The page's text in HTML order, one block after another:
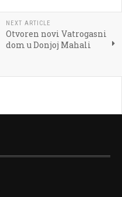
NEXT ARTICLE
Otvoren novi Vatrogasni
dom u Donjoj Mahali